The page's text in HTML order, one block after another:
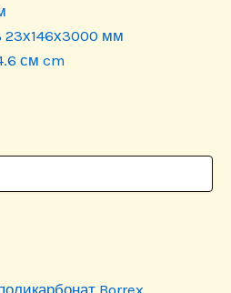
23х146х3000 мм
см cm